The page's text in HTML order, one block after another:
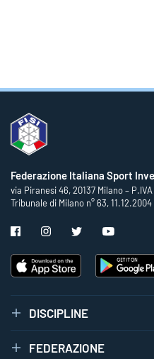
Federazione Italiana Sport
via Piranesi 46, 20137 Milano –
Tribunale di Milano n° 63, 11.12.2004
DISCIPLINE
FEDERAZIONE